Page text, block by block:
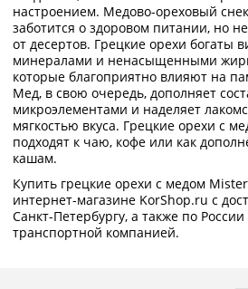
настроением. Медово-ореховый
заботится о здоровом питании, но
от десертов. Грецкие орехи богаты
минералами и ненасыщенными
которые благоприятно влияют на
Мед, в свою очередь, дополняет
микроэлементами и наделяет
мягкостью вкуса. Грецкие орехи с
подходят к чаю, кофе или как
кашам.
Купить грецкие орехи с медом
интернет-магазине KorShop.ru с
Санкт-Петербургу, а также по
транспортной компанией.